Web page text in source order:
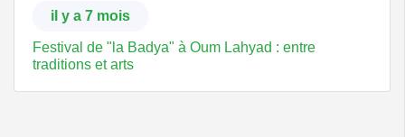
il y a 7 mois
Festival de "la Badya" à Oum Lahyad : entre
traditions et arts